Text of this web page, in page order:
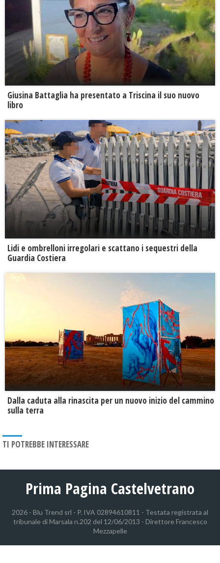
Giusina Battaglia ha presentato a Triscina il suo nuovo
libro
Lidi e ombrelloni irregolari e scattano i sequestri della
Guardia Costiera
Dalla caduta alla rinascita per un nuovo inizio del cammino
sulla terra
TI POTREBBE INTERESSARE
Prima Pagina Castelvetrano
2026 - Blu Trend srl - P. IVA 02894610811 - Testata registrata al
tribunale di Marsala n.202 del 12/06/2013 - Direttore Francesco
Mezzapelle